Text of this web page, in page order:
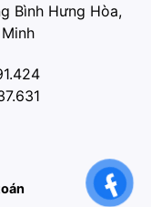
Bình Hưng Hòa,